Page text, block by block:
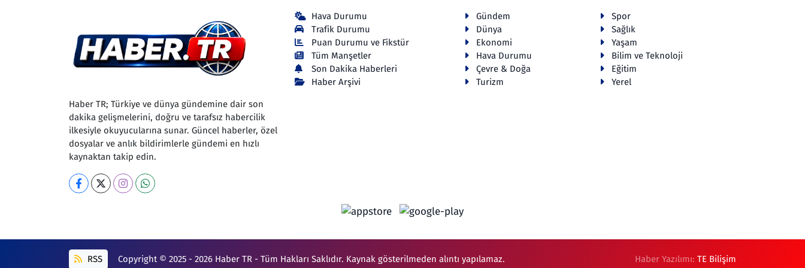
Haber TR; Türkiye ve dünya gündemine dair son
dakika gelişmelerini, doğru ve tarafsız habercilik
ilkesiyle okuyucularına sunar. Güncel haberler, özel
dosyalar ve anlık bildirimlerle gündemi en hızlı
kaynaktan takip edin.
Hava Durumu
Trafik Durumu
Puan Durumu ve Fikstür
Tüm Manşetler
Son Dakika Haberleri
Haber Arşivi
Gündem
Spor
Dünya
Sağlık
Ekonomi
Yaşam
Hava Durumu
Bilim ve Teknoloji
Çevre & Doğa
Eğitim
Turizm
Yerel
RSS Copyright © 2025 - 2026 Haber TR - Tüm Hakları Saklıdır. Kaynak gösterilmeden alıntı yapılamaz. Haber Yazılımı:TE Bilişim